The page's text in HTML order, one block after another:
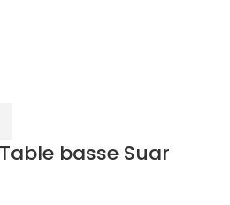
basse Suar